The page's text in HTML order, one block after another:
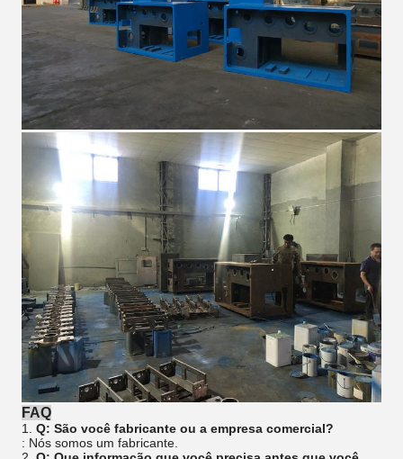
FAQ
1. Q: São você fabricante ou a empresa comercial?
: Nós somos um fabricante.